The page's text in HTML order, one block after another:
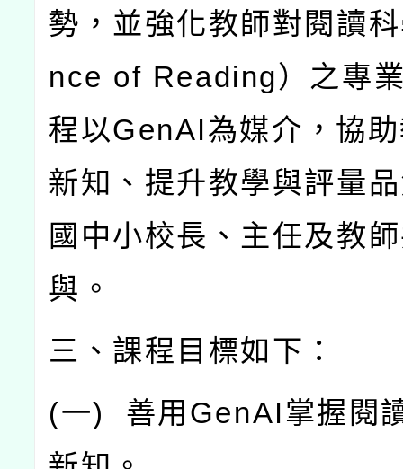
勢，並強化教師對閱讀
nce of Reading）之專
程以GenAI為媒介，協
新知、提升教學與評量
國中小校長、主任及教
與。
三、課程目標如下：
(一) 善用 GenAI掌握閱